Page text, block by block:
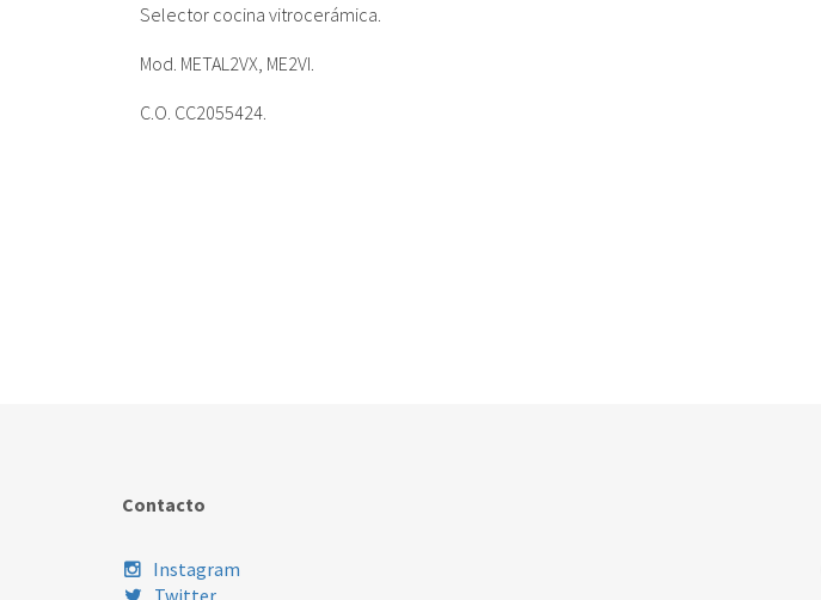
Selector cocina vitrocerámica.
Mod. METAL2VX, ME2VI.
C.O. CC2055424.
Contacto
Instagram
Twitter